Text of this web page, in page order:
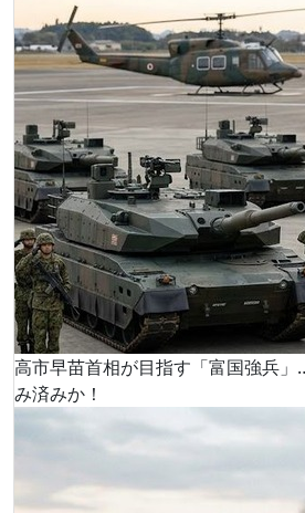
高市早苗首相が目指す「富国強兵
み済みか！